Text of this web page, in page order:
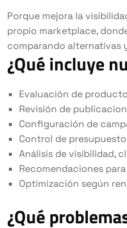
Porque mejora la
propio marketplace,
comparando alternativas
¿Qué incluye
Evaluación de
Revisión de
Configuración de
Control de
Análisis de visibilidad,
Recomendaciones
Optimización según
¿Qué